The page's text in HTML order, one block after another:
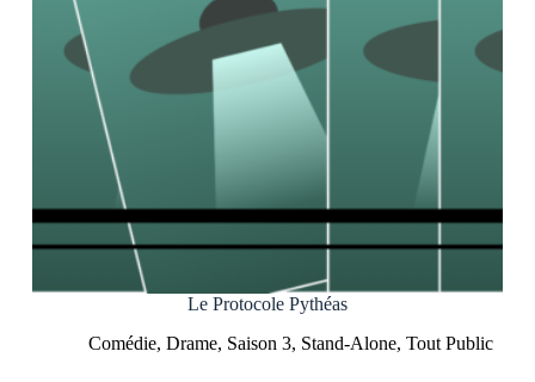
Le Protocole Pythéas
Comédie,Drame, Saison 3, Stand-Alone,Tout Public